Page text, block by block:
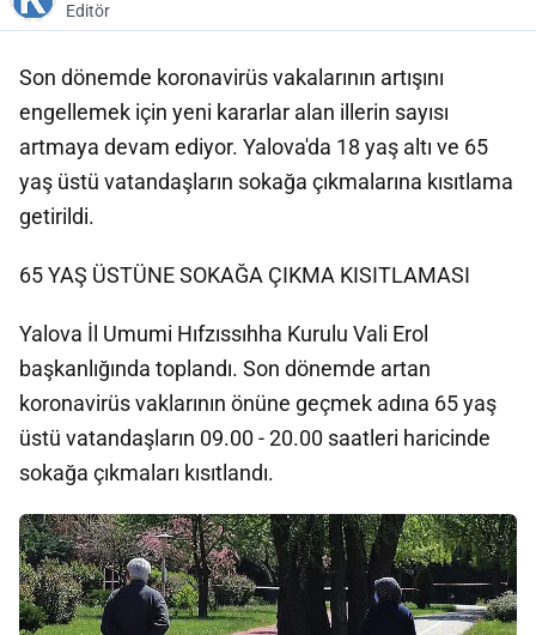
Editör
Son dönemde koronavirüs vakalarının artışını
engellemek için yeni kararlar alan illerin sayısı
artmaya devam ediyor. Yalova'da 18 yaş altı ve 65
yaş üstü vatandaşların sokağa çıkmalarına kısıtlama
getirildi.
65 YAŞ ÜSTÜNE SOKAĞA ÇIKMA KISITLAMASI
Yalova İl Umumi Hıfzıssıhha Kurulu Vali Erol
başkanlığında toplandı. Son dönemde artan
koronavirüs vaklarının önüne geçmek adına 65 yaş
üstü vatandaşların 09.00 - 20.00 saatleri haricinde
sokağa çıkmaları kısıtlandı.